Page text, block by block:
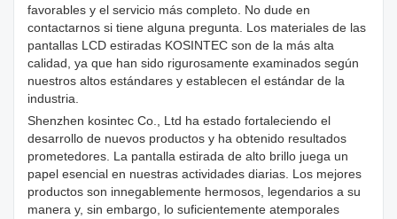
favorables y el servicio más completo. No dude en
contactarnos si tiene alguna pregunta. Los materiales de las
pantallas LCD estiradas KOSINTEC son de la más alta
calidad, ya que han sido rigurosamente examinados según
nuestros altos estándares y establecen el estándar de la
industria.
Shenzhen kosintec Co., Ltd ha estado fortaleciendo el
desarrollo de nuevos productos y ha obtenido resultados
prometedores. La pantalla estirada de alto brillo juega un
papel esencial en nuestras actividades diarias. Los mejores
productos son innegablemente hermosos, legendarios a su
manera y, sin embargo, lo suficientemente atemporales